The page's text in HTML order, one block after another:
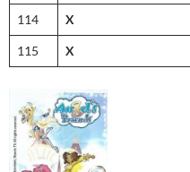
114 X
115 X